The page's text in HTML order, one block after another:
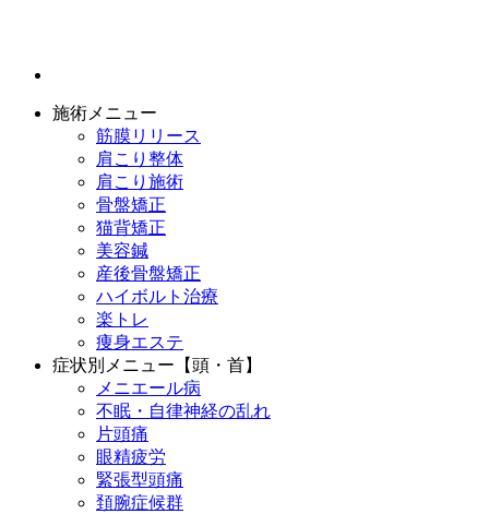
施術メニュー
筋膜リリース
肩こり整体
肩こり施術
骨盤矯正
猫背矯正
美容鍼
産後骨盤矯正
ハイボルト治療
楽トレ
痩身エステ
症状別メニュー【頭・首】
メニエール病
不眠・自律神経の乱れ
片頭痛
眼精疲労
緊張型頭痛
頚腕症候群